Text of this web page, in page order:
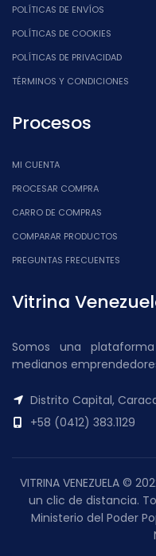
POLÍTICAS DE ENVÍOS
POLÍTICAS DE COOKIES
POLÍTICAS DE PRIVACIDAD
TÉRMINOS Y CONDICIONES
Procesos
MI CUENTA
PROCESAR COMPRA
CARRO DE COMPRAS
COMPARAR PRODUCTOS
PREGUNTAS FRECUENTES
Vitrina
Somos una
medianos
Distrito Capital,
+58 (0412) 383.1129
VITRINA VENEZUELA ©
un clic de distancia.
Ministerio del Poder